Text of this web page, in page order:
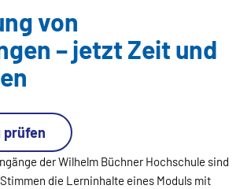
von
– jetzt Zeit und
der Wilhelm Büchner Hochschule sind
die Lerninhalte eines Moduls mit
prüfen